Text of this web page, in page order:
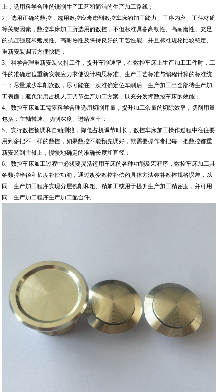
上，选用科学合理的铣削生产工艺和简洁的生产加工路线；
2、选用正确的数控，选用数控应考虑到数控车床的加工能力、工序内容、工件材质
等关键因素，数控车床加工所选用的数控，不但标准具备高韧性、高耐磨性、充足
的抗压强度和延展性、高耐热性及保持良好的工艺性能，并且标准规格比较稳定、
重新安装调节方便快捷；
3、科学合理重新安装夹持工件，提升车削速率，在数控车床上生产加工工件时，工
件的准确定位重新安装应力求使设计构思标准、生产工艺标准与编程计算的标准统
一；尽量减少车削次数，尽可能在一次准确定位车削后，生产加工出全部待生产加
工表面；避免采用占机人工调节生产加工方案，以充分发挥数控车床的效能；
4、数控车床加工需要科学合理选用切削用量，提升加工余量的切除效率，切削用量
包括：主轴转速、切削深度、进给速率；
5、实行数控预调和自动测狼，降低占机调节时长，数控车床加工操作过程中往往要
用到多把不一样的数控，如果数控不能预先调好，就需要操作者把每一把数控都重
新安装到主轴上，慢慢地确定的准确长度和直径；
6、数控车床加工过程中必须要灵活运用车床的各种功能及宏程序，数控车床加工具
备数控半径和长度补偿功能，通过改变数控补偿的具体方法弥补数控规格误差，以
同一生产加工程序实现分层铣削和粗、精加工或用于提升生产加工精密度，并可用
同一生产加工程序生产加工配合件。